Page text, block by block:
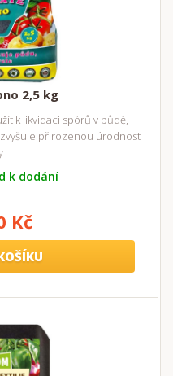
2,5 kg
k likvidaci spórů v půdě,
přirozenou úrodnost
k dodání
Kč